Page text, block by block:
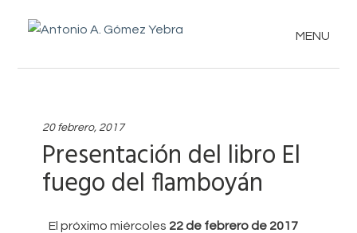
MENU
20 febrero, 2017
Presentación del libro El
fuego del flamboyán
El próximo miércoles 22 de febrero de 2017